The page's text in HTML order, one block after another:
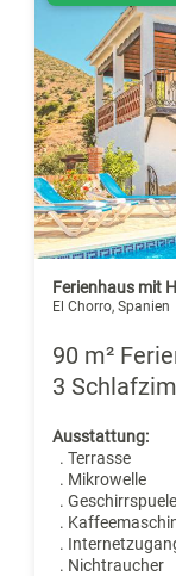
Ferienhaus mit
El Chorro, Spanien
90 m²
3
Ausstattung:
. Terrasse
. Mikrowelle
.
.
.
. Nichtraucher